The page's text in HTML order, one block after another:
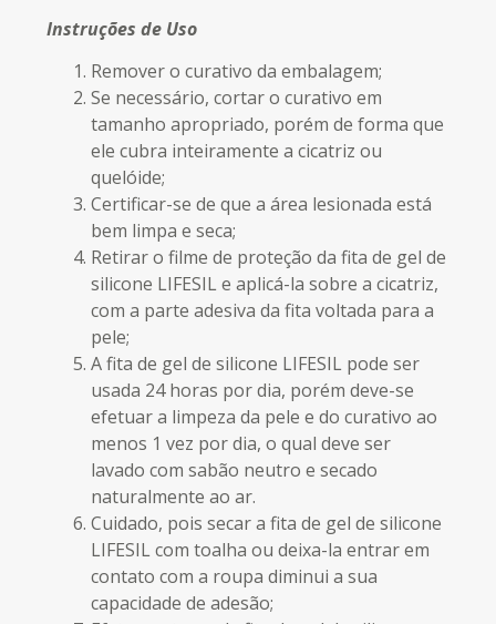
Instruções de Uso
Remover o curativo da embalagem;
Se necessário, cortar o curativo em
tamanho apropriado, porém de forma que
ele cubra inteiramente a cicatriz ou
quelóide;
Certificar-se de que a área lesionada está
bem limpa e seca;
Retirar o filme de proteção da fita de gel de
silicone LIFESIL e aplicá-la sobre a cicatriz,
com a parte adesiva da fita voltada para a
pele;
A fita de gel de silicone LIFESIL pode ser
usada 24 horas por dia, porém deve-se
efetuar a limpeza da pele e do curativo ao
menos 1 vez por dia, o qual deve ser
lavado com sabão neutro e secado
naturalmente ao ar.
Cuidado, pois secar a fita de gel de silicone
LIFESIL com toalha ou deixa-la entrar em
contato com a roupa diminui a sua
capacidade de adesão;